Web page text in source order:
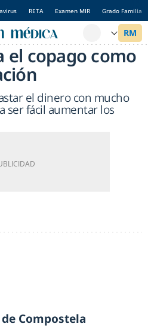
RETA Examen MIR Grado Familia
el copago como
el dinero con mucho
ser fácil aumentar los
Compostela